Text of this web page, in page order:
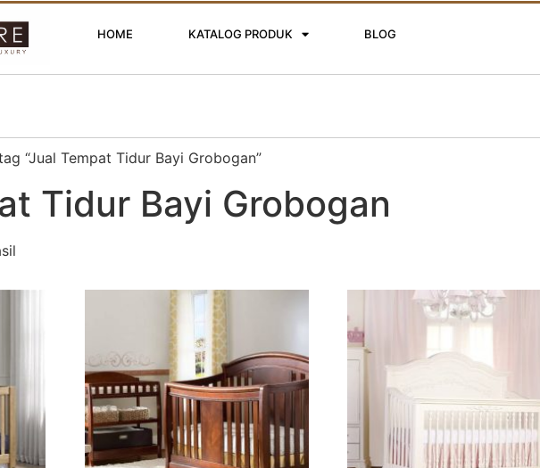
HOME KATALOG PRODUK BLOG
“Jual Tempat Tidur Bayi Grobogan”
Tidur Bayi Grobogan